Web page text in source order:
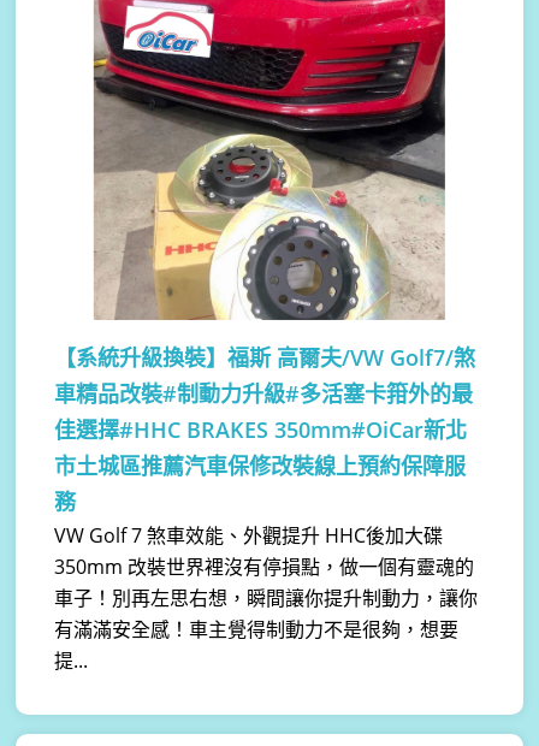
【系統升級換裝】福斯 高爾夫/VW Golf7/煞
車精品改裝#制動力升級#多活塞卡箝外的最
佳選擇#HHC BRAKES 350mm#OiCar新北
市土城區推薦汽車保修改裝線上預約保障服
務
VW Golf 7 煞車效能、外觀提升 HHC後加大碟
350mm 改裝世界裡沒有停損點，做一個有靈魂的
車子！別再左思右想，瞬間讓你提升制動力，讓你
有滿滿安全感！車主覺得制動力不是很夠，想要
提...